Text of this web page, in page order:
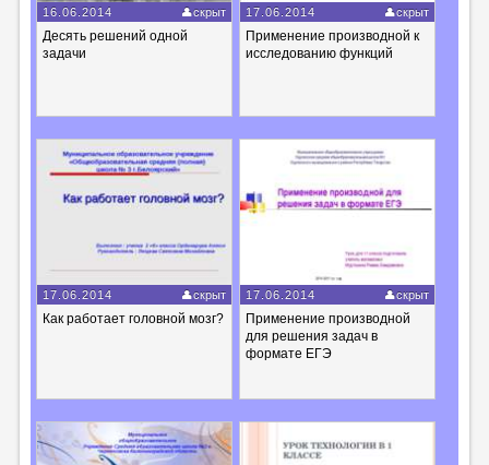
16.06.2014 скрыт
Десять решений одной
задачи
17.06.2014 скрыт
Применение производной к
исследованию функций
17.06.2014 скрыт
Как работает головной мозг?
17.06.2014 скрыт
Применение производной
для решения задач в
формате ЕГЭ